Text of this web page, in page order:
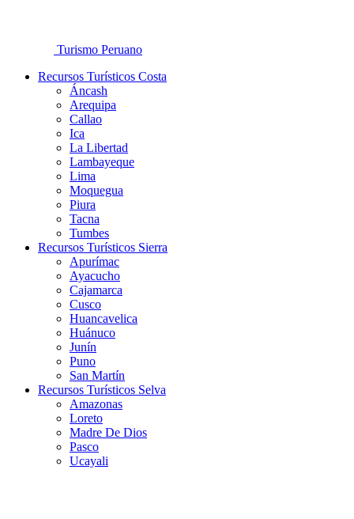
Turismo Peruano
Recursos Turísticos Costa
Áncash
Arequipa
Callao
Ica
La Libertad
Lambayeque
Lima
Moquegua
Piura
Tacna
Tumbes
Recursos Turísticos Sierra
Apurímac
Ayacucho
Cajamarca
Cusco
Huancavelica
Huánuco
Junín
Puno
San Martín
Recursos Turísticos Selva
Amazonas
Loreto
Madre De Dios
Pasco
Ucayali